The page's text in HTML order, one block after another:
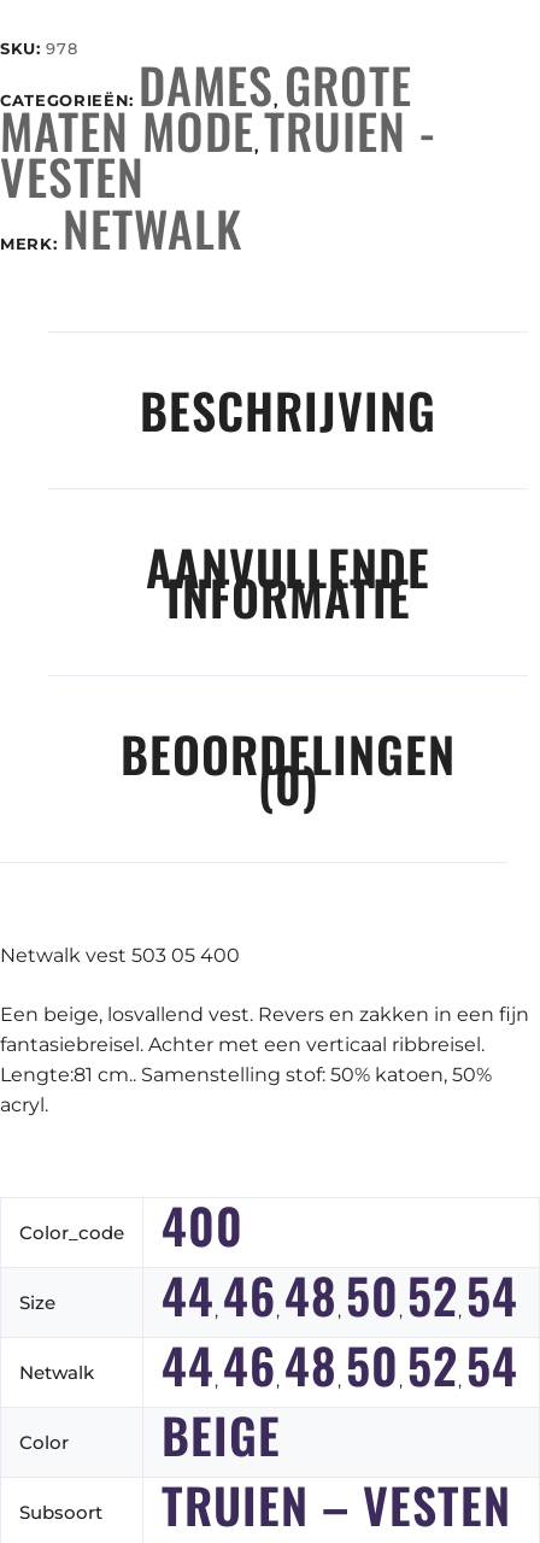
SKU:978
CATEGORIEËN: DAMES, GROTE
MATEN MODE, TRUIEN -
VESTEN
MERK: NETWALK
BESCHRIJVING
AANVULLENDE
INFORMATIE
BEOORDELINGEN
(0)
Netwalk vest 503 05 400
Een beige, losvallend vest. Revers en zakken in een fijn
fantasiebreisel. Achter met een verticaal ribbreisel.
Lengte:81 cm.. Samenstelling stof: 50% katoen, 50%
acryl.
Color_code 400
Size 44, 46, 48 , 50 , 52, 54
Netwalk 44, 46, 48 , 50 , 52, 54
Color BEIGE
Subsoort TRUIEN – VESTEN